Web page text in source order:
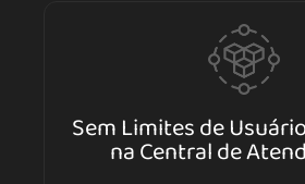
Sem Limites de
na Central de